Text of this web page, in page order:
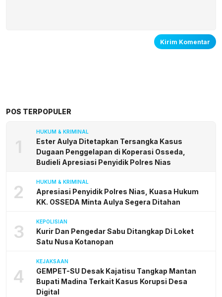
POS TERPOPULER
1
HUKUM & KRIMINAL
Ester Aulya Ditetapkan Tersangka Kasus
Dugaan Penggelapan di Koperasi Osseda,
Budieli Apresiasi Penyidik Polres Nias
2 HUKUM & KRIMINAL
Apresiasi Penyidik Polres Nias, Kuasa Hukum
KK. OSSEDA Minta Aulya Segera Ditahan
3 KEPOLISIAN
Kurir Dan Pengedar Sabu Ditangkap Di Loket
Satu Nusa Kotanopan
4
KEJAKSAAN
GEMPET-SU Desak Kajatisu Tangkap Mantan
Bupati Madina Terkait Kasus Korupsi Desa
Digital